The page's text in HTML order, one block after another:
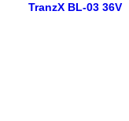
TranzX BL-03 36V